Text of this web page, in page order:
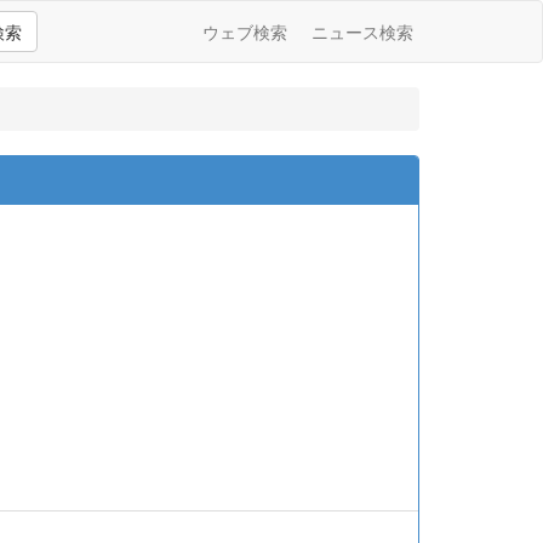
索 ウェブ検索 ニュース検索